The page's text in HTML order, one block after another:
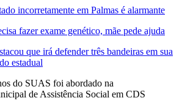
incorretamente em Palmas é alarmante
fazer exame genético, mãe pede ajuda
que irá defender três bandeiras em sua
estadual